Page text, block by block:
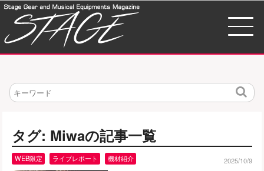
検
タグ: Miwaの記事一覧
WEB限定 ライブレポート 機材紹介 2025/10/9